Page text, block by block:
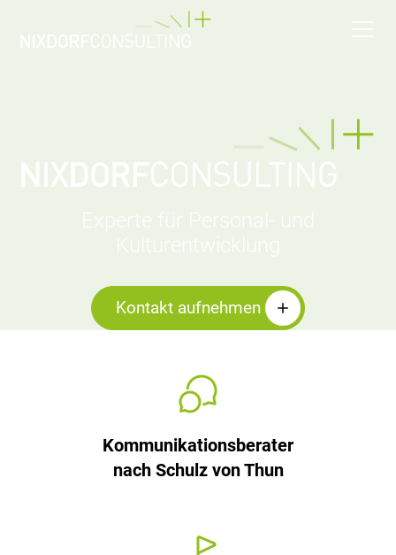
Kontakt aufnehmen
Kommunikationsberater
nach Schulz von Thun